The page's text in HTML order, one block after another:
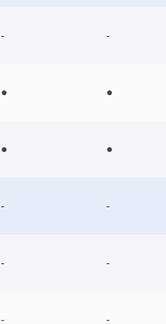
- -
● ●
● ●
- -
- -
- -